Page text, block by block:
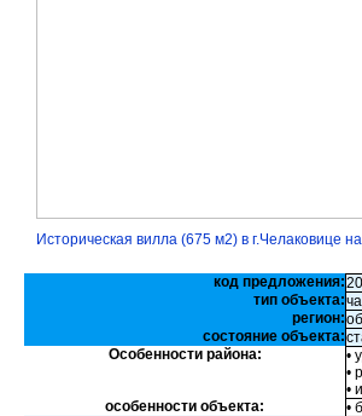
Историческая вилла (675 м2) в г.Челаковице
код предложения:
тип объекта:
регион:
состояние объекта:
Особенности района:
•
•
•
особенности объекта:
•